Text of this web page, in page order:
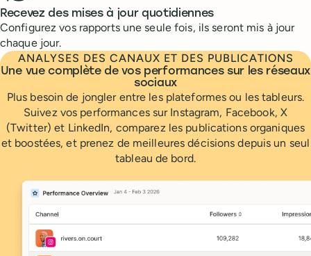
Recevez des mises à jour quotidiennes
Configurez vos rapports une seule fois, ils seront mis à jour
chaque jour.
ANALYSES DES CANAUX ET DES PUBLICATIONS
Une vue complète de vos performances sur les réseaux
sociaux
Plus besoin de jongler entre les plateformes ou les tableurs.
Suivez vos performances sur Instagram, Facebook, X
(Twitter) et LinkedIn, comparez les publications organiques
et boostées, et prenez de meilleures décisions depuis un seul
tableau de bord.